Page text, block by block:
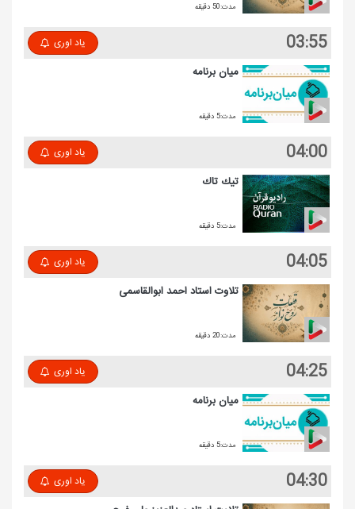
مدت:50 دقیقه
03:55 یاد اوری
میان برنامه
مدت:5 دقیقه
04:00 یاد اوری
تیك تاك
مدت:5 دقیقه
04:05 یاد اوری
تلاوت استاد احمد ابوالقاسمی
مدت:20 دقیقه
04:25 یاد اوری
میان برنامه
مدت:5 دقیقه
04:30 یاد اوری